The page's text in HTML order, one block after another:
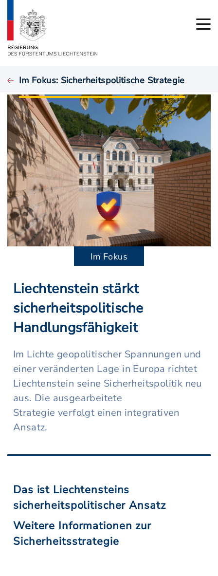
Im Fokus: Sicherheitspolitische Strategie
Im Fokus
Liechtenstein stärkt
sicherheitspolitische
Handlungsfähigkeit
Im Lichte geopolitischer Spannungen und
einer veränderten Lage in Europa richtet
Liechtenstein seine Sicherheitspolitik neu
aus. Die ausgearbeitete
Strategie verfolgt einen integrativen
Ansatz.
Das ist Liechtensteins
sicherheitspolitischer Ansatz
Weitere Informationen zur
Sicherheitsstrategie